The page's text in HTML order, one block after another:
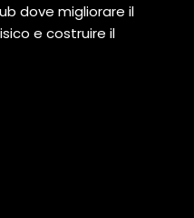
dove migliorare il
e costruire il